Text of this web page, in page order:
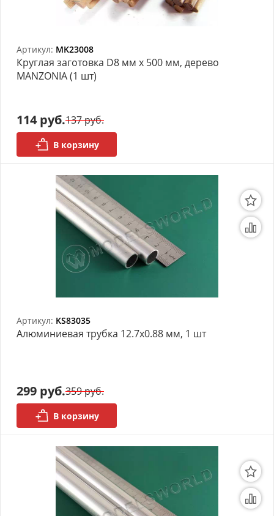
Артикул: MK23008
Круглая заготовка D8 мм х 500 мм, дерево
MANZONIA (1 шт)
114 руб.137 руб.
В корзину
Артикул: KS83035
Алюминиевая трубка 12.7x0.88 мм, 1 шт
299 руб.359 руб.
В корзину